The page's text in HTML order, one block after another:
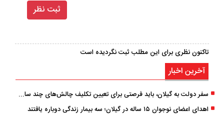
تاکنون نظری برای این مطلب ثبت نگردیده است
آخرین اخبار
سفر دولت به گیلان، باید فرصتی برای تعیین تکلیف چالش‌های چند ساله استان باشد
اهدای اعضای نوجوان ۱۵ ساله در گیلان؛ سه بیمار زندگی دوباره یافتند